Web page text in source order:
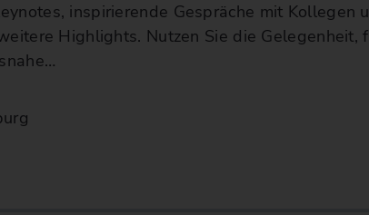
inspirierende Gespräche mit Kollegen
Highlights. Nutzen Sie die Gelegenheit,